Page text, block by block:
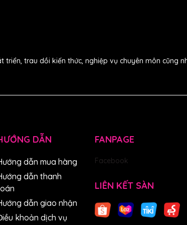
trau dồi kiến thức, nghiệp vụ chuyên môn cũng
DẪN
dẫn mua hàng
dẫn thanh
dẫn giao nhận
khoản dịch vụ
FANPAGE
Facebook
LIÊN KẾT SÀN